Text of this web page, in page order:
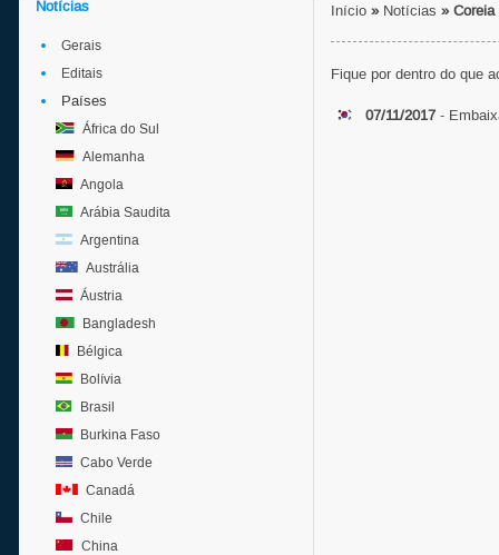
Notícias
Gerais
Editais
Países
África do Sul
Alemanha
Angola
Arábia Saudita
Argentina
Austrália
Áustria
Bangladesh
Bélgica
Bolívia
Brasil
Burkina Faso
Cabo Verde
Canadá
Chile
China
Início »Notícias » Coreia
Fique por dentro do que
07/11/2017 -